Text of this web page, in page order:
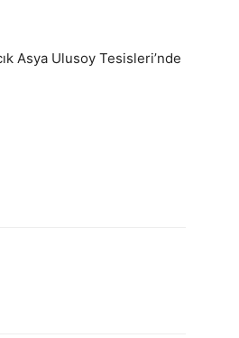
Asya Ulusoy Tesisleri’nde